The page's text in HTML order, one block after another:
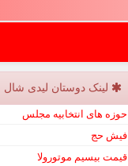
لینک دوستان لیدی شال
حوزه های انتخابیه مجلس
فیش حج
قیمت بیسیم موتورولا